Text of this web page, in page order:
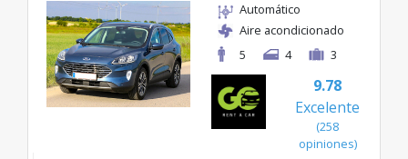
Automático
Aire acondicionado
5
4 3
9.78
Excelente
(258
opiniones)